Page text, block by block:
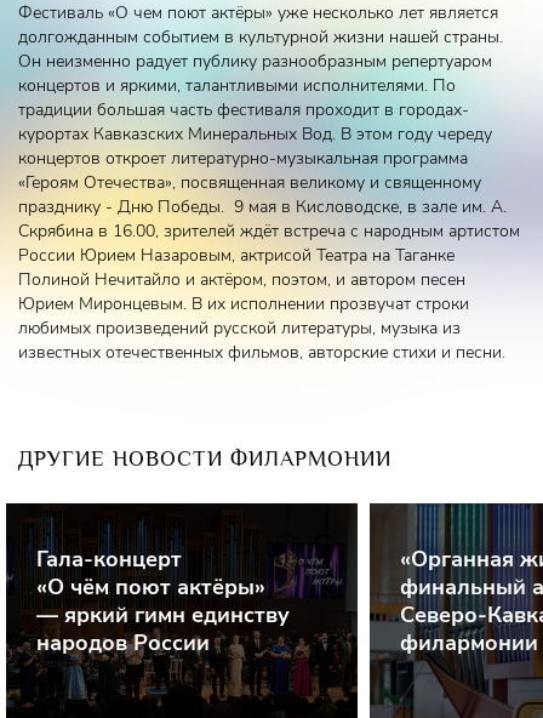
Фестиваль «О чем поют актёры» уже несколько лет является
долгожданным событием в культурной жизни нашей страны.
Он неизменно радует публику разнообразным репертуаром
концертов и яркими, талантливыми исполнителями. По
традиции большая часть фестиваля проходит в городах-
курортах Кавказских Минеральных Вод. В этом году череду
концертов откроет литературно-музыкальная программа
«Героям Отечества», посвященная великому и священному
празднику - Дню Победы. 9 мая в Кисловодске, в зале им. А.
Скрябина в 16.00, зрителей ждёт встреча с народным артистом
России Юрием Назаровым, актрисой Театра на Таганке
Полиной Нечитайло и актёром, поэтом, и автором песен
Юрием Миронцевым. В их исполнении прозвучат строки
любимых произведений русской литературы, музыка из
известных отечественных фильмов, авторские стихи и песни.
ДРУГИЕ НОВОСТИ ФИЛАРМОНИИ
Гала-концерт
«О чём поют актёры»
— яркий гимн единству
народов России
«Органная
финальный
Северо-
филармонии